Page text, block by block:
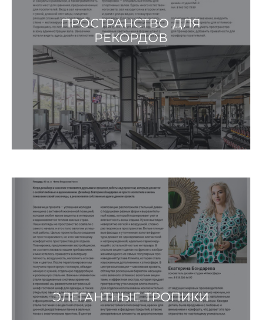
ПРОСТРАНСТВО ДЛЯ
РЕКОРДОВ
ЭЛЕГАНТНЫЕ ТРОПИКИ